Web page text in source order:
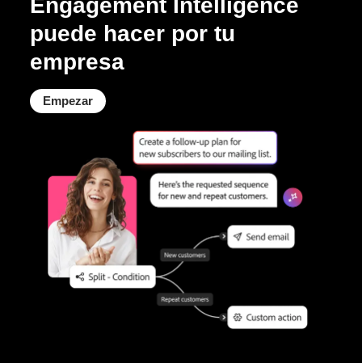
Engagement Intelligence
puede hacer por tu
empresa
Empezar